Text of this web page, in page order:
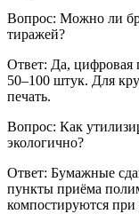
Вопрос: Можно ли
тиражей?
Ответ: Да, цифровая
50–100 штук. Для
печать.
Вопрос: Как
экологично?
Ответ: Бумажные
пункты приёма
компостируются